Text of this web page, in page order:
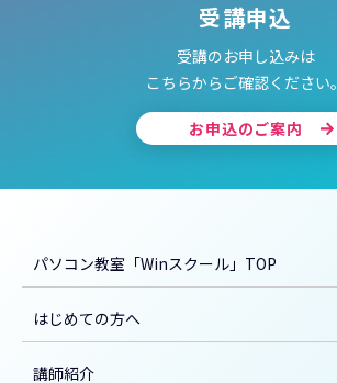
受講申込
受講のお申し込みは
こちらからご確認ください。
お申込のご案内
パソコン教室「Winスクール」TOP
はじめての方へ
講師紹介